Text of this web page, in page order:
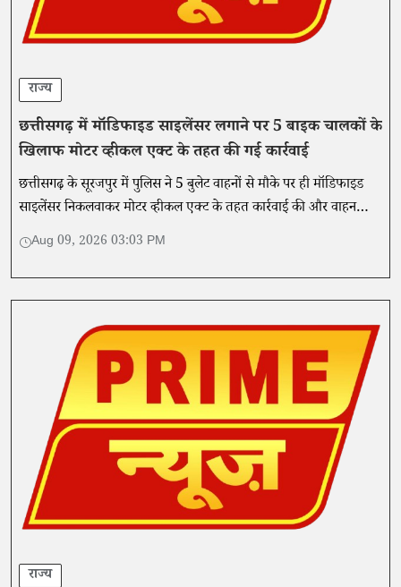
राज्य
छत्तीसगढ़ में मॉडिफाइड साइलेंसर लगाने पर 5 बाइक चालकों के
खिलाफ मोटर व्हीकल एक्ट के तहत की गई कार्रवाई
छत्तीसगढ़ के सूरजपुर में पुलिस ने 5 बुलेट वाहनों से मौके पर ही मॉडिफाइड
साइलेंसर निकलवाकर मोटर व्हीकल एक्ट के तहत कार्रवाई की और वाहन
चालकों से मानक साइलेंसर लगाने की अपील की।
Aug 09, 2026 03:03 PM
राज्य